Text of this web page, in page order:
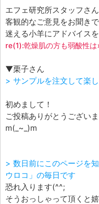
エフェ研究所スタッフさ
客観的なご意見をお聞きで
迷える小羊にアドバイス
re(1):乾燥肌の方も弱酸性は
▼栗子さん
> サンプルを注文して楽
初めまして！
ご投稿ありがとうござい
m(_~_)m
> 数日前にこのページを
ウロコ」の毎日です
恐れ入ります(^^;
そうおっしゃって頂くと